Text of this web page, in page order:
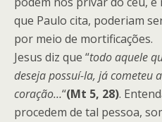
que Paulo cita, poderiam
por meio de mortificações.
Jesus diz que “todo aquele
deseja possuí-la, já cometeu
coração…“(Mt 5, 28).
procedem de tal pessoa,